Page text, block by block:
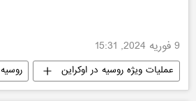
9 فوریه 2024, 15:31
عملیات ویژه روسیه در اوکراین
روسیه
اوکراین